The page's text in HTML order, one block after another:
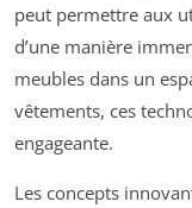
peut permettre aux
d’une manière
meubles dans un
vêtements, ces
engageante.
Les concepts